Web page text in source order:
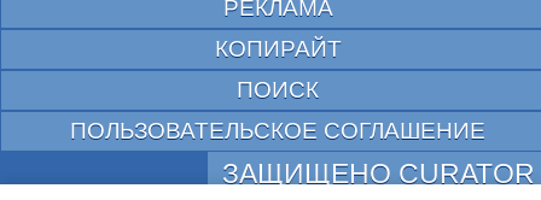
РЕКЛАМА
КОПИРАЙТ
ПОИСК
ПОЛЬЗОВАТЕЛЬСКОЕ СОГЛАШЕНИЕ
ЗАЩИЩЕНО CURATOR